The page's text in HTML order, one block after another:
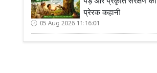
प्रेरक कहानी
05 Aug 2026 11:16:01